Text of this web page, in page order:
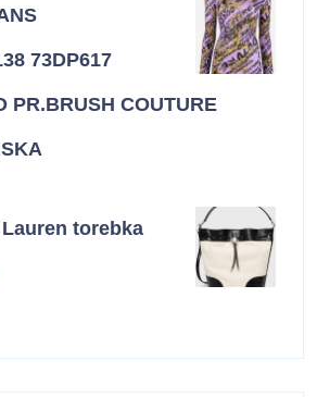
73DP617
PR.BRUSH COUTURE
torebka